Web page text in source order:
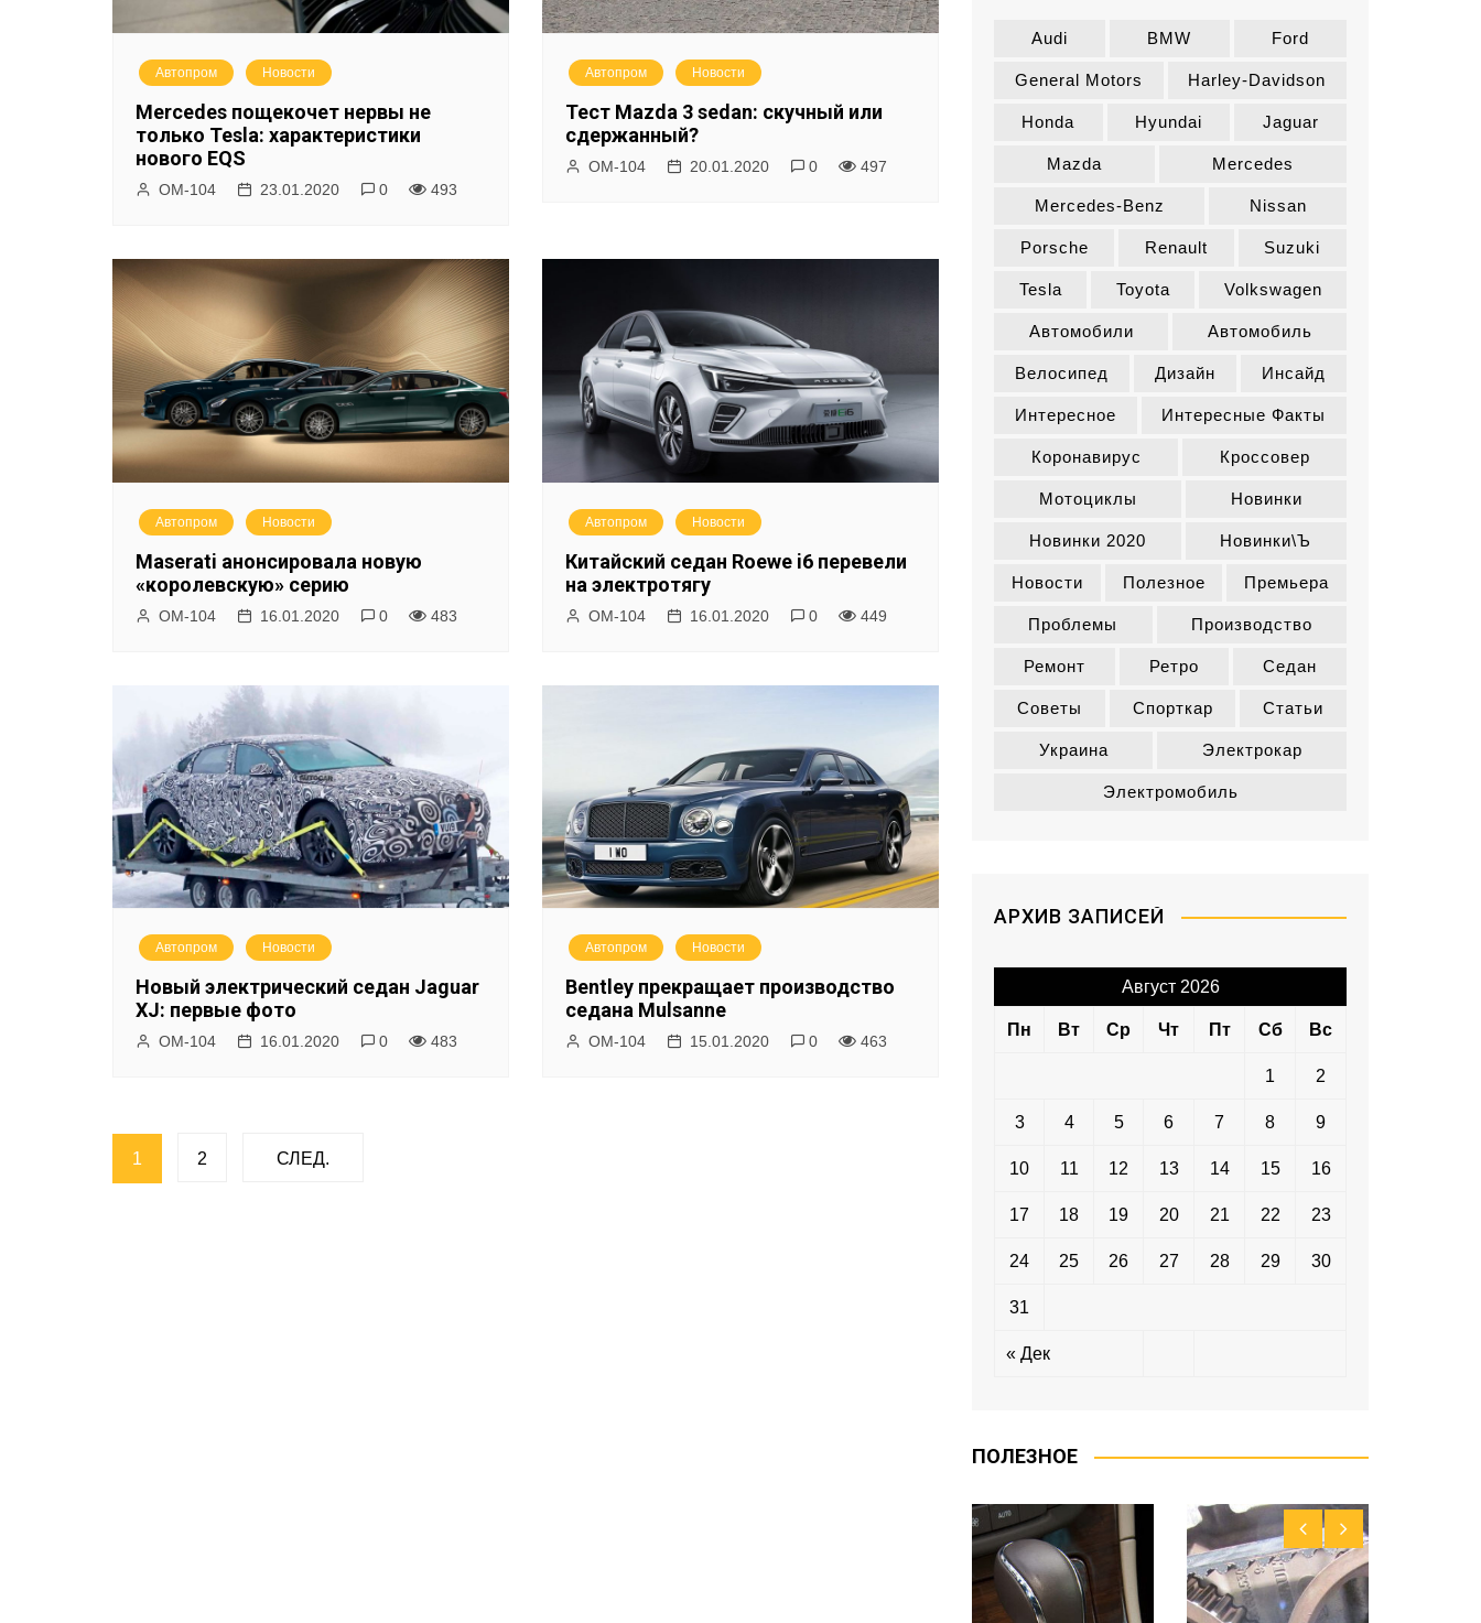
Автопром Новости
Mercedes пощекочет нервы не
только Tesla: характеристики
нового EQS
ОМ-104 23.01.2020 0 493
Автопром Новости
Тест Mazda 3 sedan: скучный или
сдержанный?
ОМ-104 20.01.2020 0 497
Автопром Новости
Maserati анонсировала новую
«королевскую» серию
ОМ-104 16.01.2020 0 483
Автопром Новости
Китайский седан Roewe i6 перевели
на электротягу
ОМ-104 16.01.2020 0 449
Автопром Новости
Новый электрический седан Jaguar
XJ: первые фото
ОМ-104 16.01.2020 0 483
Автопром Новости
Bentley прекращает производство
седана Mulsanne
ОМ-104 15.01.2020 0 463
Н
1 2 СЛЕД.
Audi BMW Ford
General Motors Harley-Davidson
Honda Hyundai Jaguar
Mazda Mercedes
Mercedes-Benz Nissan
Porsche Renault Suzuki
Tesla Toyota Volkswagen
Автомобили Автомобиль
Велосипед Дизайн Инсайд
Интересное Интересные Факты
Коронавирус Кроссовер
Мотоциклы Новинки
Новинки 2020 Новинки\ъ
Новости Полезное Премьера
Проблемы Производство
Ремонт Ретро Седан
Советы Спорткар Статьи
Украина Электрокар
Электромобиль
АРХИВ ЗАПИСЕЙ
Август 2026
Пн Вт Ср Чт Пт Сб Вс
« Дек
1 2
3 4 5 6 7 8 9
10 11 12 13 14 15 16
17 18 19 20 21 22 23
24 25 26 27 28 29 30
31
ПОЛЕЗНОЕ